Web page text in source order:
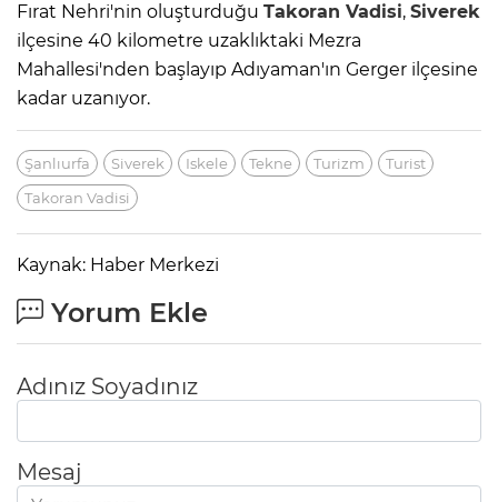
Fırat Nehri'nin oluşturduğu Takoran Vadisi, Siverek
ilçesine 40 kilometre uzaklıktaki Mezra
Mahallesi'nden başlayıp Adıyaman'ın Gerger ilçesine
kadar uzanıyor.
Şanlıurfa Siverek Iskele Tekne Turizm
Turist
Takoran Vadisi
Kaynak: Haber Merkezi
Yorum Ekle
Adınız Soyadınız
Mesaj